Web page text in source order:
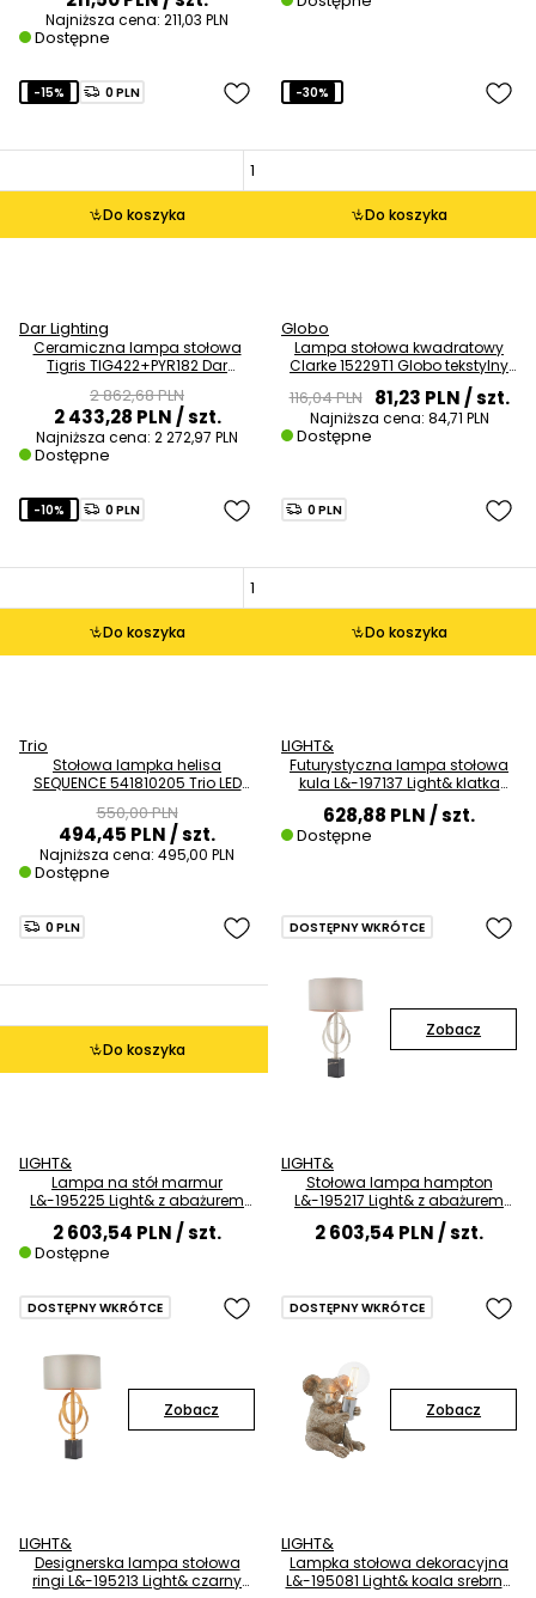
Najniższa cena: 211,03 PLN
Dostępne
Do koszyka
-15% 0 PLN
Dar Lighting
Ceramiczna lampa stołowa
Tigris TIG422+PYR182 Dar
2 862,68 PLN
2 433,28 PLN/ szt.
Najniższa cena: 2 272,97 PLN
Dostępne
Do koszyka
-30%
Globo
Lampa stołowa kwadratowy
Clarke 15229T1 Globo tekstylny
abażur czarny złoty
116,04 PLN 81,23 PLN/ szt.
Najniższa cena: 84,71 PLN
Dostępne
Do koszyka
-10% 0 PLN
Trio
Stołowa lampka helisa
SEQUENCE 541810205 Trio LED
ściemnialna srebrna czarna
550,00 PLN
494,45 PLN/ szt.
Najniższa cena: 495,00 PLN
Dostępne
Do koszyka
0 PLN
LIGHT&
Futurystyczna lampa stołowa
kula L&-197137 Light& klatka
628,88 PLN/ szt.
Dostępne
Do koszyka
0 PLN
LIGHT&
Lampa na stół marmur
L&-195225 Light& z abażurem
morskim srebrna
2 603,54 PLN/ szt.
Dostępne
Zobacz
DOSTĘPNY WKRÓTCE
LIGHT&
Stołowa lampa hampton
L&-195217 Light& z abażurem
antyczne srebro
2 603,54 PLN/ szt.
Zobacz
DOSTĘPNY WKRÓTCE
LIGHT&
Designerska lampa stołowa
ringi L&-195213 Light& czarny
Zobacz
DOSTĘPNY WKRÓTCE
LIGHT&
Lampka stołowa dekoracyjna
L&-195081 Light& koala srebrna